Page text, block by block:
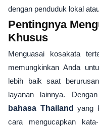
dengan penduduk lokal
Pentingnya
Khusus
Menguasai kosakata
memungkinkan Anda
lebih baik saat
layanan lainnya.
bahasa Thailand yang
cara mengucapkan